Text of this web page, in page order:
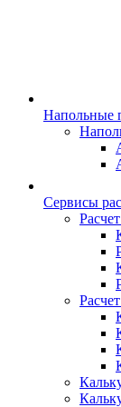
Напольные
Сервисы